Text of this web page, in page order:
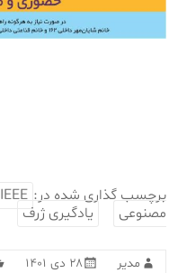
برچسب گذاری شده در: IEEE
مصنوعی
یادگیری ژرف
مدیر ۲۸ دی ۱۴۰۱